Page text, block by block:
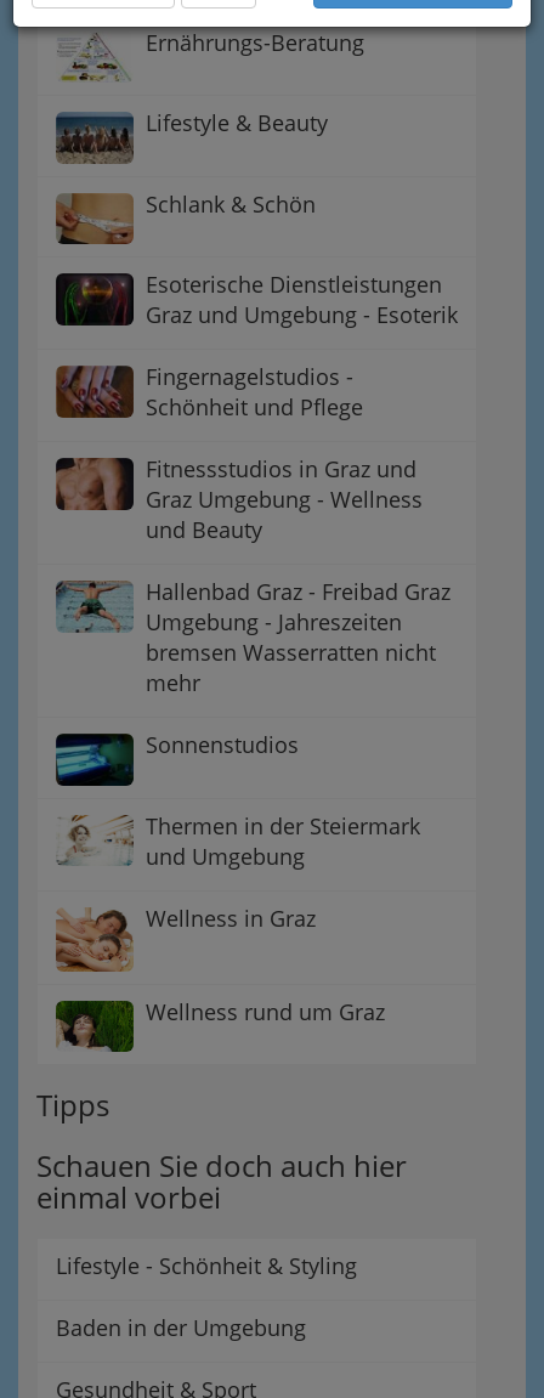
Ernährungs-Beratung
Lifestyle & Beauty
Schlank & Schön
Esoterische Dienstleistungen
Graz und Umgebung - Esoterik
Fingernagelstudios -
Schönheit und Pflege
Fitnessstudios in Graz und
Graz Umgebung - Wellness
und Beauty
Hallenbad Graz - Freibad Graz
Umgebung - Jahreszeiten
bremsen Wasserratten nicht
mehr
Sonnenstudios
Thermen in der Steiermark
und Umgebung
Wellness in Graz
Wellness rund um Graz
Tipps
Schauen Sie doch auch hier
einmal vorbei
Lifestyle - Schönheit & Styling
Baden in der Umgebung
Gesundheit & Sport